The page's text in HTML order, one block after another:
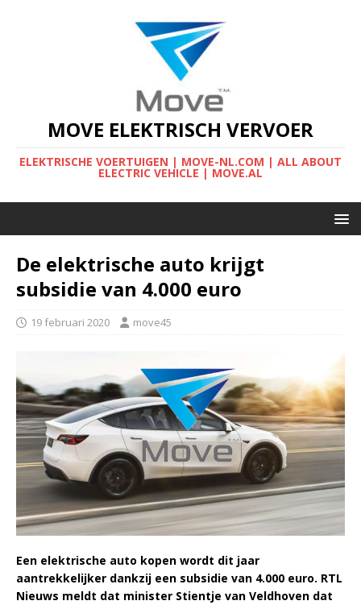
MOVE ELEKTRISCH VERVOER
ELEKTRISCHE VOERTUIGEN | MOVE-NL.COM | ALL ABOUT
ELECTRIC VEHICLE | MOVE.AL
De elektrische auto krijgt
subsidie van 4.000 euro
19 februari 2020 move45
Een elektrische auto kopen wordt dit jaar
aantrekkelijker dankzij een subsidie van 4.000 euro. RTL
Nieuws meldt dat minister Stientje van Veldhoven dat